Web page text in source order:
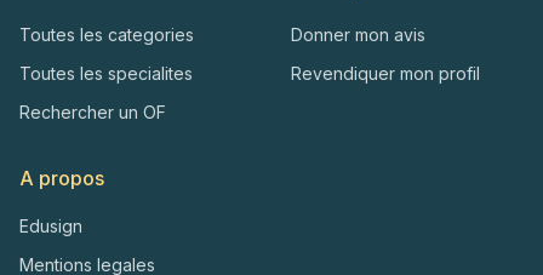
Toutes les categories
Toutes les specialites
Rechercher un OF
Donner mon avis
Revendiquer mon profil
A propos
Edusign
Mentions legales